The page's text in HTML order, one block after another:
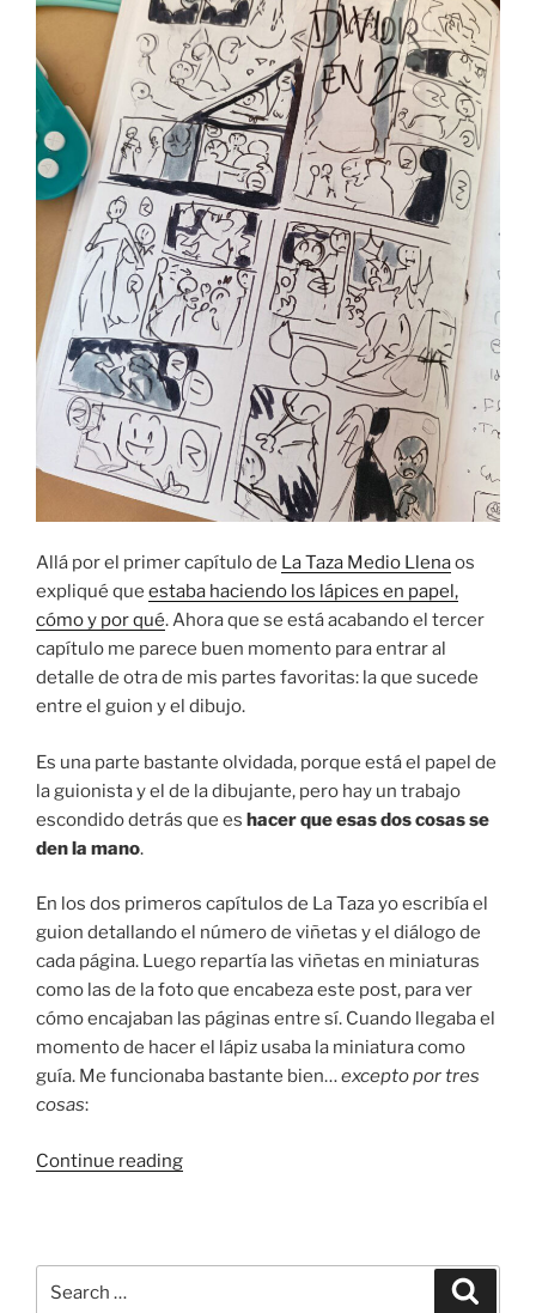
Allá por el primer capítulo de La Taza Medio Llenaos
expliqué que estaba haciendo los lápices en papel,
cómo y por qué. Ahora que se está acabando el tercer
capítulo me parece buen momento para entrar al
detalle de otra de mis partes favoritas: la que sucede
entre el guion y el dibujo.
Es una parte bastante olvidada, porque está el papel de
la guionista y el de la dibujante, pero hay un trabajo
escondido detrás que es hacer que esas dos cosas se
den la mano.
En los dos primeros capítulos de La Taza yo escribía el
guion detallando el número de viñetas y el diálogo de
cada página. Luego repartía las viñetas en miniaturas
como las de la foto que encabeza este post, para ver
cómo encajaban las páginas entre sí. Cuando llegaba el
momento de hacer el lápiz usaba la miniatura como
guía. Me funcionaba bastante bien…excepto por tres
cosas:
Continue reading“Componiendo